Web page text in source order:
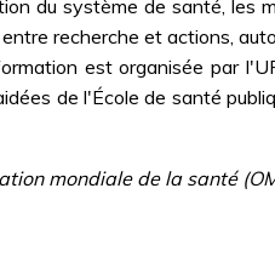
du système de santé,
recherche et actions,
est organisée par
de l'École de santé
mondiale de la santé